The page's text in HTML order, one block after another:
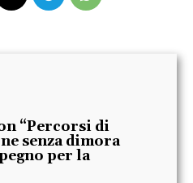
“Percorsi di
senza dimora
per la